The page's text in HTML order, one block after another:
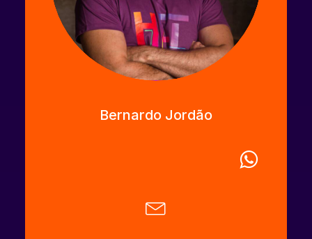
Bernardo Jordão